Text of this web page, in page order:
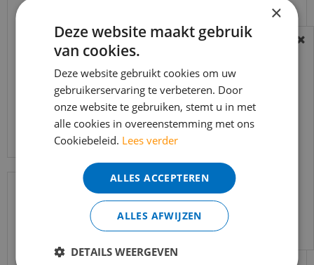
houtstructuur 130cm - 16…
95
Bekijk product
BEREIKBAARHEID
In verband met de vakantie periode zijn wij
t/m 14 augustus telefonisch helaas niet
bereikbaar.
Bestelling worden uiteraard verwerkt
echter iets minder snel dan wat je van ons
gewend bent.
Voor vragen kan je ons bereiken via
info@merkvloerenwinkel.nl
×
Deze website maakt gebruik
van cookies.
Deze website gebruikt cookies om uw
gebruikerservaring te verbeteren. Door
onze website te gebruiken, stemt u in met
alle cookies in overeenstemming met ons
Cookiebeleid. Lees verder
ALLES ACCEPTEREN
ALLES AFWIJZEN
DETAILS WEERGEVEN